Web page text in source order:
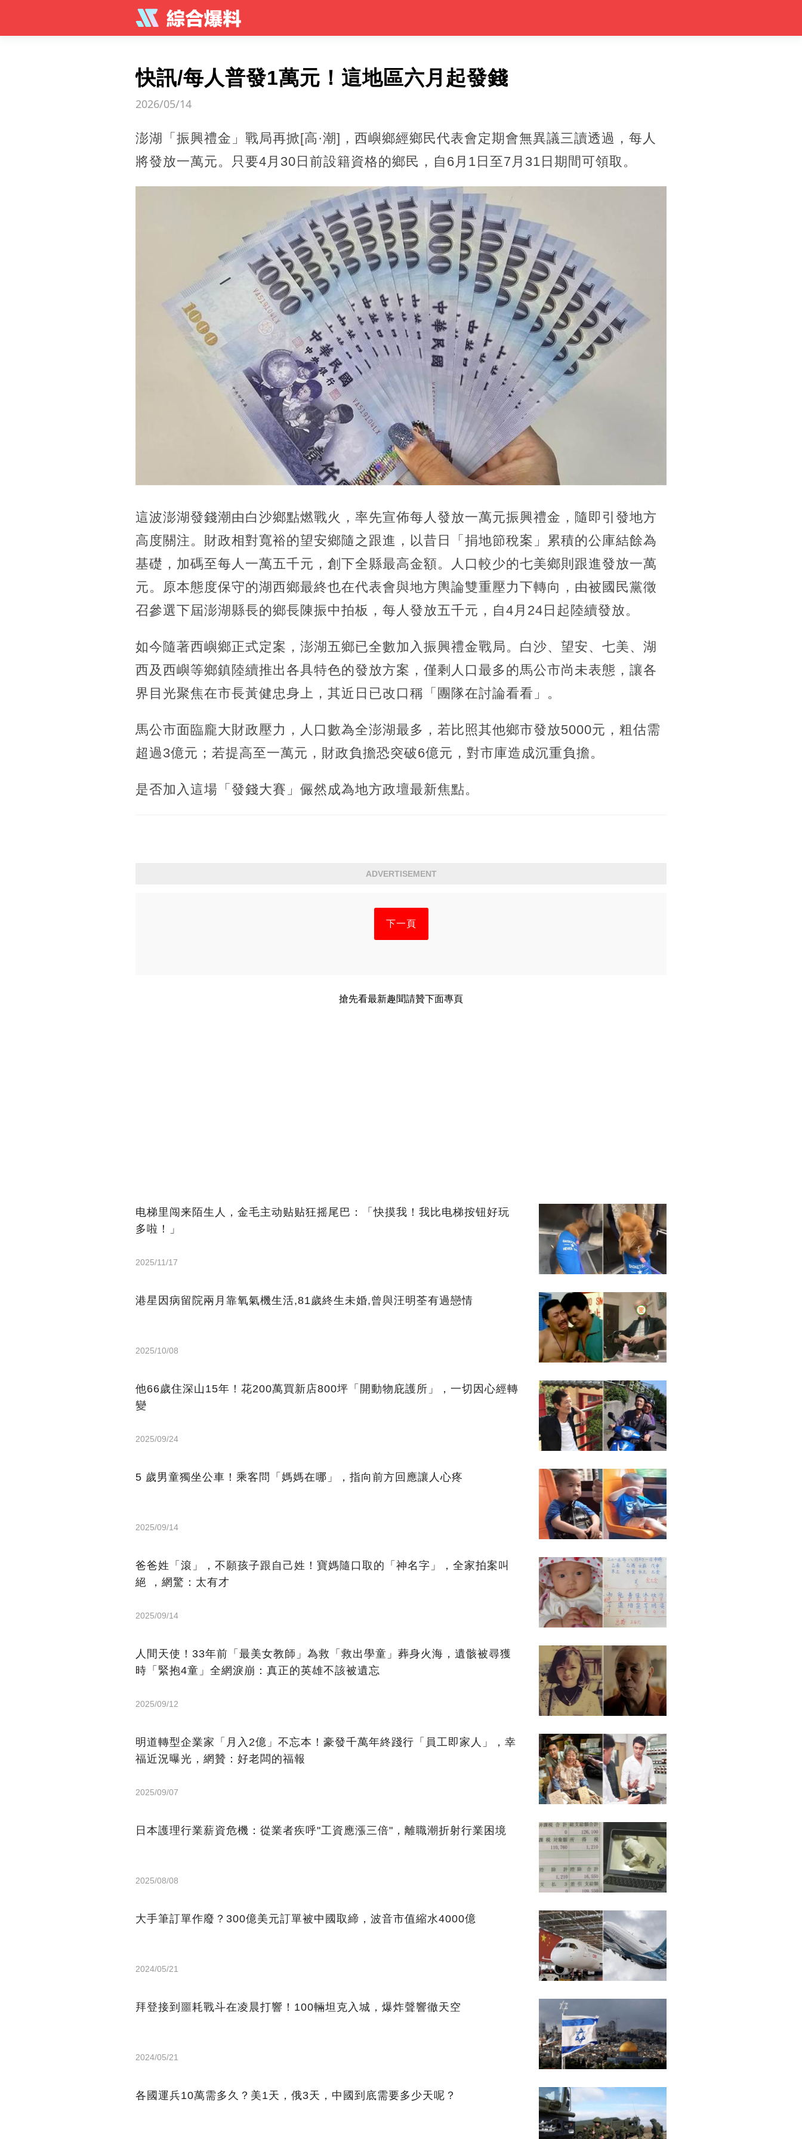
快訊/每人普發1萬元！這地區六月起發錢
2026/05/14
澎湖「振興禮金」戰局再掀[高·潮]，西嶼鄉經鄉民代表會定期會無異議三讀透過，每人
將發放一萬元。只要4月30日前設籍資格的鄉民，自6月1日至7月31日期間可領取。
這波澎湖發錢潮由白沙鄉點燃戰火，率先宣佈每人發放一萬元振興禮金，隨即引發地方
高度關注。財政相對寬裕的望安鄉隨之跟進，以昔日「捐地節稅案」累積的公庫結餘為
基礎，加碼至每人一萬五千元，創下全縣最高金額。人口較少的七美鄉則跟進發放一萬
元。原本態度保守的湖西鄉最終也在代表會與地方輿論雙重壓力下轉向，由被國民黨徵
召參選下屆澎湖縣長的鄉長陳振中拍板，每人發放五千元，自4月24日起陸續發放。
如今隨著西嶼鄉正式定案，澎湖五鄉已全數加入振興禮金戰局。白沙、望安、七美、湖
西及西嶼等鄉鎮陸續推出各具特色的發放方案，僅剩人口最多的馬公市尚未表態，讓各
界目光聚焦在市長黃健忠身上，其近日已改口稱「團隊在討論看看」。
馬公市面臨龐大財政壓力，人口數為全澎湖最多，若比照其他鄉市發放5000元，粗估需
超過3億元；若提高至一萬元，財政負擔恐突破6億元，對市庫造成沉重負擔。
是否加入這場「發錢大賽」儼然成為地方政壇最新焦點。
ADVERTISEMENT
下一頁
搶先看最新趣聞請贊下面專頁
电梯里闯来陌生人，金毛主动贴贴狂摇尾巴：「快摸我！我比电梯按钮好玩
多啦！」
2025/11/17
港星因病留院兩月靠氧氣機生活,81歲終生未婚,曾與汪明荃有過戀情
2025/10/08
他66歲住深山15年！花200萬買新店800坪「開動物庇護所」，一切因心經轉
變
2025/09/24
5 歲男童獨坐公車！乘客問「媽媽在哪」，指向前方回應讓人心疼
2025/09/14
爸爸姓「滾」，不願孩子跟自己姓！寶媽隨口取的「神名字」，全家拍案叫
絕 ，網驚：太有才
2025/09/14
人間天使！33年前「最美女教師」為救「救出學童」葬身火海，遺骸被尋獲
時「緊抱4童」全網淚崩：真正的英雄不該被遺忘
2025/09/12
明道轉型企業家「月入2億」不忘本！豪發千萬年終踐行「員工即家人」，幸
福近況曝光，網贊：好老闆的福報
2025/09/07
日本護理行業薪資危機：從業者疾呼"工資應漲三倍"，離職潮折射行業困境
2025/08/08
大手筆訂單作廢？300億美元訂單被中國取締，波音市值縮水4000億
2024/05/21
拜登接到噩耗戰斗在凌晨打響！100輛坦克入城，爆炸聲響徹天空
2024/05/21
各國運兵10萬需多久？美1天，俄3天，中國到底需要多少天呢？